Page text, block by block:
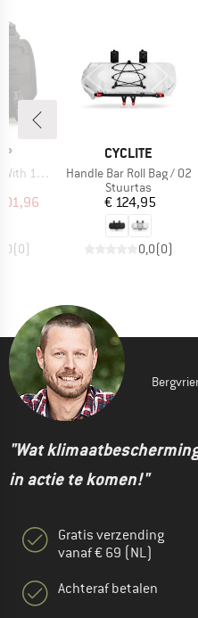
Dry Bag
prijs
(0)
MERK
CYCLITE
Artikel
Handle Bar Roll Bag / 02
Productgroep
Stuurtas
Prijs
€ 124,95
0,0(0)
"Wat
in actie te komen!"
Gratis verzending
vanaf € 69 (NL)
Achteraf betalen